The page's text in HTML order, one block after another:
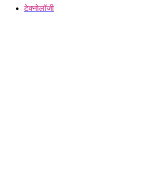
टेक्नोलॉजी